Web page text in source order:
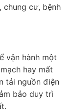
chung cư, bệnh
vận hành một
hay mất
tải nguồn điện
bảo duy trì